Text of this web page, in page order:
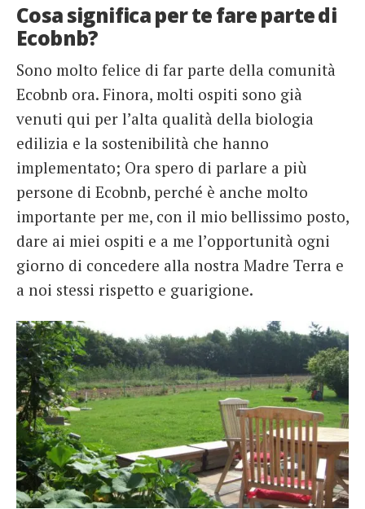
Cosa significa per te fare parte di
Ecobnb?
Sono molto felice di far parte della comunità
Ecobnb ora. Finora, molti ospiti sono già
venuti qui per l’alta qualità della biologia
edilizia e la sostenibilità che hanno
implementato; Ora spero di parlare a più
persone di Ecobnb, perché è anche molto
importante per me, con il mio bellissimo posto,
dare ai miei ospiti e a me l’opportunità ogni
giorno di concedere alla nostra Madre Terra e
a noi stessi rispetto e guarigione.